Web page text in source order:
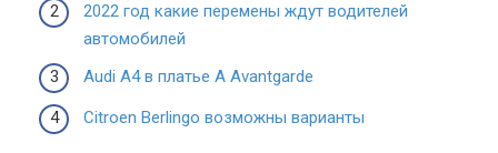
2022 год какие перемены ждут водителей
автомобилей
Audi А4 в платье A Avantgarde
Citroen Berlingo возможны варианты